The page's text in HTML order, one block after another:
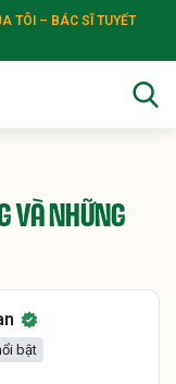
TÔI – BÁC SĨ TUYẾT
VÀ NHỮNG
bật